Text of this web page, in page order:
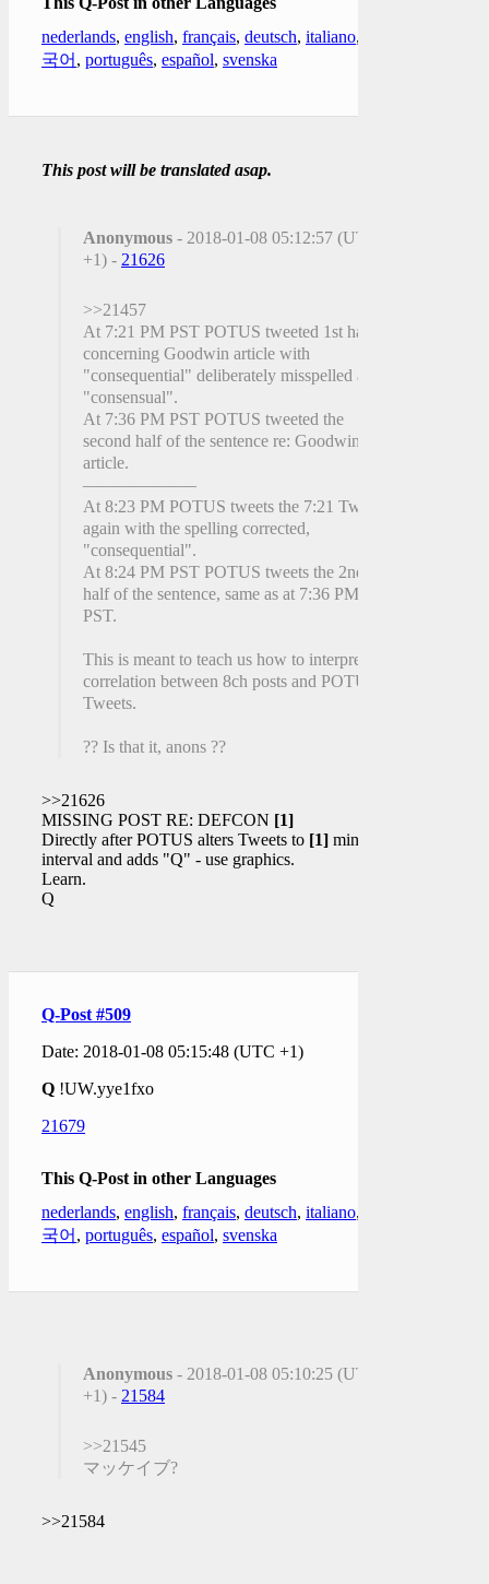
nederlands, english, français, deutsch, italiano,
국어 , português, español, svenska
This post will be translated asap.
Anonymous - 2018-01-08 05:12:57 (UTC
+1) - 21626
>>21457
At 7:21 PM PST POTUS tweeted 1st half
concerning Goodwin article with
"consequential" deliberately misspelled as
"consensual".
At 7:36 PM PST POTUS tweeted the
second half of the sentence re: Goodwin
article.
——————–
At 8:23 PM POTUS tweets the 7:21 Tweet
again with the spelling corrected,
"consequential".
At 8:24 PM PST POTUS tweets the 2nd
half of the sentence, same as at 7:36 PM
PST.
This is meant to teach us how to interpret the
correlation between 8ch posts and POTUS
Tweets.
?? Is that it, anons ??
>>21626
MISSING POST RE: DEFCON [1]
Directly after POTUS alters Tweets to [1] min
interval and adds "Q" - use graphics.
Learn.
Q
Q-Post #509
Date: 2018-01-08 05:15:48 (UTC +1)
Q !UW.yye1fxo
21679
This Q-Post in other Languages
nederlands, english, français, deutsch, italiano,
국어 , português, español, svenska
Anonymous - 2018-01-08 05:10:25 (UTC
+1) - 21584
>>21545
マッケイブ?
>>21584